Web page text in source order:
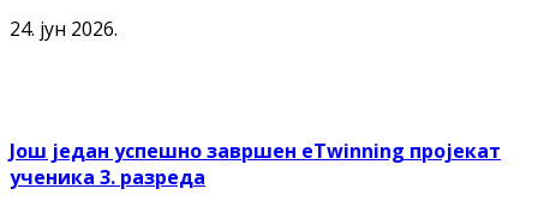
24. јун 2026.
Још један успешно завршен еTwinning пројекат
ученика 3. разреда